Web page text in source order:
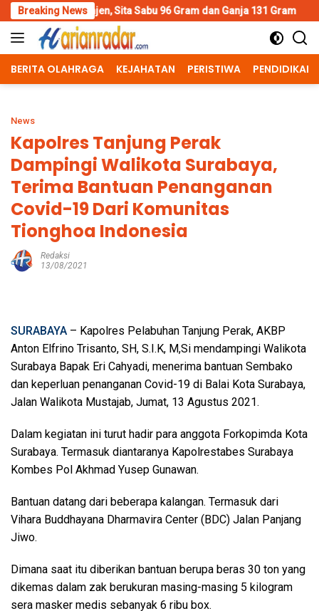
Skip
to
content
Breaking News
Sita Sabu 96 Gram dan Ganja 131 Gram Wujud Polisi
BERITA OLAHRAGA KEJAHATAN PERISTIWA PENDIDIKAN
News
Kapolres Tanjung Perak
Dampingi Walikota Surabaya,
Terima Bantuan Penanganan
Covid-19 Dari Komunitas
Tionghoa Indonesia
Redaksi
13/08/2021
SURABAYA – Kapolres Pelabuhan Tanjung Perak, AKBP
Anton Elfrino Trisanto, SH, S.I.K, M,Si mendampingi Walikota
Surabaya Bapak Eri Cahyadi, menerima bantuan Sembako
dan keperluan penanganan Covid-19 di Balai Kota Surabaya,
Jalan Walikota Mustajab, Jumat, 13 Agustus 2021.
Dalam kegiatan ini turut hadir para anggota Forkopimda Kota
Surabaya. Termasuk diantaranya Kapolrestabes Surabaya
Kombes Pol Akhmad Yusep Gunawan.
Bantuan datang dari beberapa kalangan. Termasuk dari
Vihara Buddhayana Dharmavira Center (BDC) Jalan Panjang
Jiwo.
Dimana saat itu diberikan bantuan berupa beras 30 ton yang
dikemas dalam zak berukuran masing-masing 5 kilogram
sera masker medis sebanyak 6 ribu box.